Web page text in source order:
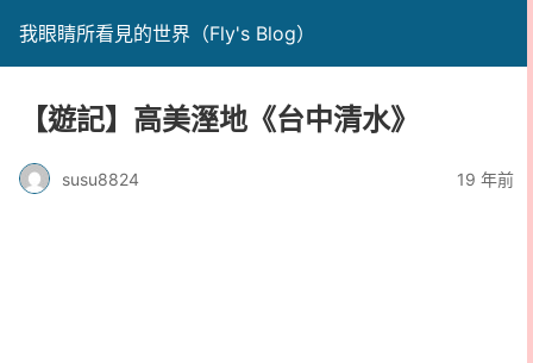
我眼睛所看見的世界（Fly's Blog）
【遊記】高美溼地《台中清水》
susu8824 19 年前